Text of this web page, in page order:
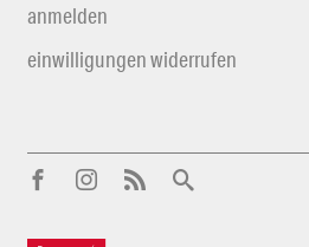
anmelden
einwilligungen widerrufen